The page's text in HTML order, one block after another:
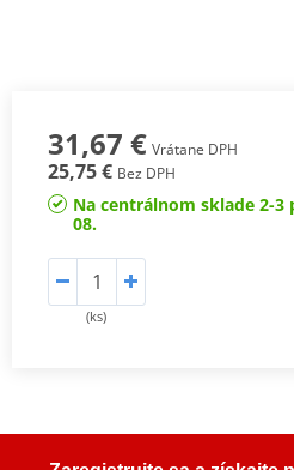
31,67 € Vrátane DPH
25,75 € Bez DPH
Na centrálnom sklade 2-3
08.
(ks)